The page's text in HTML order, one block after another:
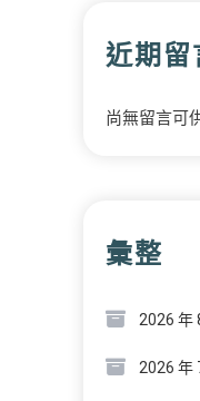
近期留
尚無留言可
彙整
2026 年
2026 年